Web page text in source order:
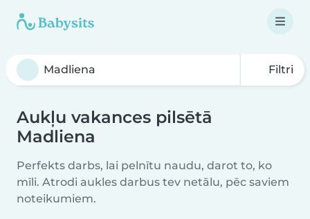
Filtri
Aukļu vakances pilsētā
Madliena
Perfekts darbs, lai pelnītu naudu, darot to, ko
mīli. Atrodi aukles darbus tev netālu, pēc saviem
noteikumiem.